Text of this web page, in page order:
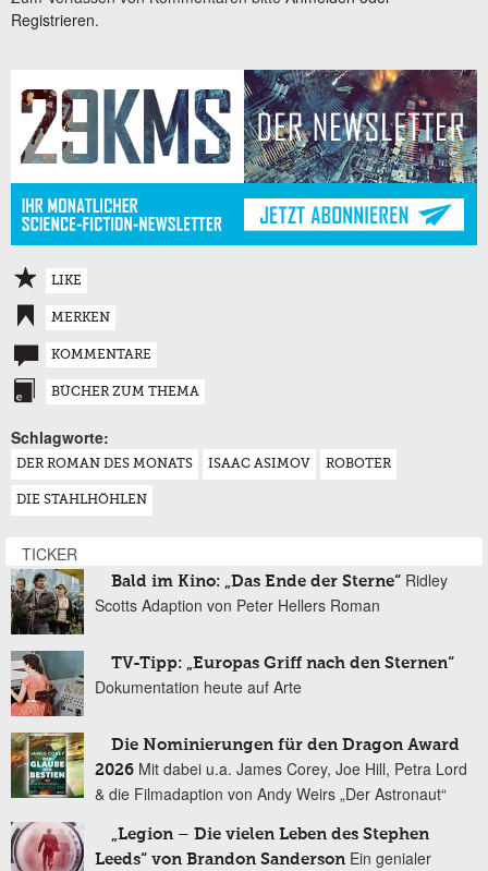
Registrieren.
LIKE
MERKEN
KOMMENTARE
BÜCHER ZUM THEMA
Schlagworte:
DER ROMAN DES MONATS ISAAC ASIMOV ROBOTER
DIE STAHLHÖHLEN
TICKER
Bald im Kino: „Das Ende der Sterne“ Ridley
Scotts Adaption von Peter Hellers Roman
TV-Tipp: „Europas Griff nach den Sternen“
Dokumentation heute auf Arte
Die Nominierungen für den Dragon Award
2026 Mit dabei u.a. James Corey, Joe Hill, Petra Lord
& die Filmadaption von Andy Weirs „Der Astronaut“
„Legion – Die vielen Leben des Stephen
Leeds“ von Brandon Sanderson Ein genialer